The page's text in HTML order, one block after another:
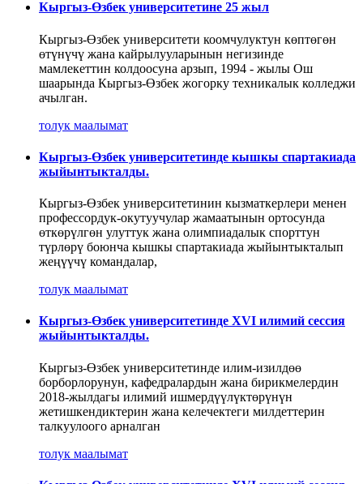
Кыргыз-Өзбек университетине 25 жыл
Кыргыз-Өзбек университети коомчулуктун көптөгөн
өтүнүчү жана кайрылууларынын негизинде
мамлекеттин колдоосуна арзып, 1994 - жылы Ош
шаарында Кыргыз-Өзбек жогорку техникалык колледжи
ачылган.
толук маалымат
Кыргыз-Өзбек университетинде кышкы спартакиада
жыйынтыкталды.
Кыргыз-Өзбек университетинин кызматкерлери менен
профессордук-окутуучулар жамаатынын ортосунда
өткөрүлгөн улуттук жана олимпиадалык спорттун
түрлөрү боюнча кышкы спартакиада жыйынтыкталып
жеңүүчү командалар,
толук маалымат
Кыргыз-Өзбек университетинде XVI илимий сессия
жыйынтыкталды.
Кыргыз-Өзбек университетинде илим-изилдөө
борборлорунун, кафедралардын жана бирикмелердин
2018-жылдагы илимий ишмердүүлүктөрүнүн
жетишкендиктерин жана келечектеги милдеттерин
талкуулоого арналган
толук маалымат